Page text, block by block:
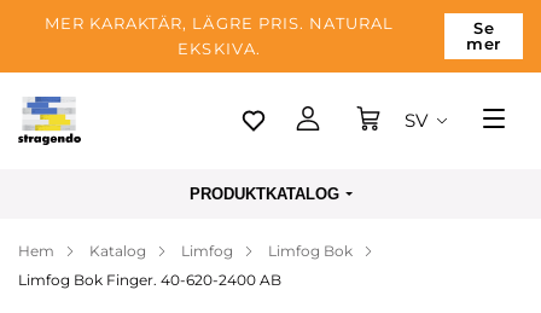
MER KARAKTÄR, LÄGRE PRIS. NATURAL
EKSKIVA.
Se
mer
Tallinn
Betalning
SV
PRODUKTKATALOG
Hem Katalog Limfog
Limfog Bok
Limfog Bok Finger. 40-620-2400 AB